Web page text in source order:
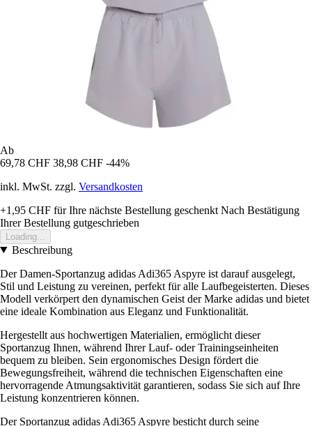
Ab
69,78 CHF 38,98 CHF -44%
inkl. MwSt. zzgl. Versandkosten
+1,95 CHF für Ihre nächste Bestellung geschenkt Nach Bestätigung
Ihrer Bestellung gutgeschrieben
Loading...
Beschreibung
Der Damen-Sportanzug adidas Adi365 Aspyre ist darauf ausgelegt,
Stil und Leistung zu vereinen, perfekt für alle Laufbegeisterten. Dieses
Modell verkörpert den dynamischen Geist der Marke adidas und bietet
eine ideale Kombination aus Eleganz und Funktionalität.
Hergestellt aus hochwertigen Materialien, ermöglicht dieser
Sportanzug Ihnen, während Ihrer Lauf- oder Trainingseinheiten
bequem zu bleiben. Sein ergonomisches Design fördert die
Bewegungsfreiheit, während die technischen Eigenschaften eine
hervorragende Atmungsaktivität garantieren, sodass Sie sich auf Ihre
Leistung konzentrieren können.
Der Sportanzug adidas Adi365 Aspyre besticht durch seine